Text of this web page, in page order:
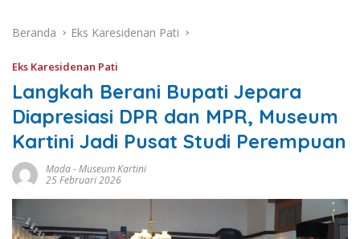
Beranda Eks Karesidenan Pati
Eks Karesidenan Pati
Langkah Berani Bupati Jepara
Diapresiasi DPR dan MPR, Museum
Kartini Jadi Pusat Studi Perempuan
Mada-Museum Kartini
25 Februari 2026